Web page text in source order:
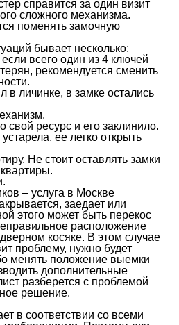
справится за один визит
сложного механизма.
поменять замочную
бывает несколько:
всего один из 4 ключей
рекомендуется сменить
в личинке, в замке остались
свой ресурс и его заклинило.
ее легко открыть
Не стоит оставлять замки
заедает или
этого может быть перекос
расположение
косяке. В этом случае
проблему, нужно будет
менять положение выемки
дополнительные
разберется с проблемой
решение.
в соответствии со всеми